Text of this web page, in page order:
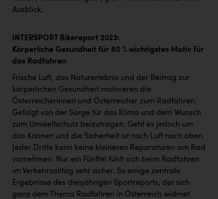
Ausblick.
INTERSPORT Bikereport 2023:
Körperliche Gesundheit für 80 % wichtigstes Motiv für
das Radfahren
Frische Luft, das Naturerlebnis und der Beitrag zur
körperlichen Gesundheit motivieren die
Österreicherinnen und Österreicher zum Radfahren.
Gefolgt von der Sorge für das Klima und dem Wunsch
zum Umweltschutz beizutragen. Geht es jedoch um
das Können und die Sicherheit ist noch Luft nach oben.
Jeder Dritte kann keine kleineren Reparaturen am Rad
vornehmen. Nur ein Fünftel fühlt sich beim Radfahren
im Verkehrsalltag sehr sicher. So einige zentrale
Ergebnisse des diesjährigen Sportreports, der sich
ganz dem Thema Radfahren in Österreich widmet.